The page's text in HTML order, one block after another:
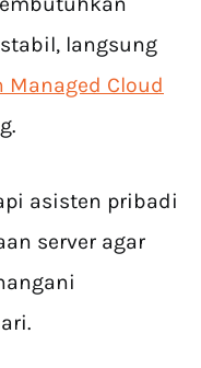
langsung
Managed Cloud
asisten pribadi
server agar